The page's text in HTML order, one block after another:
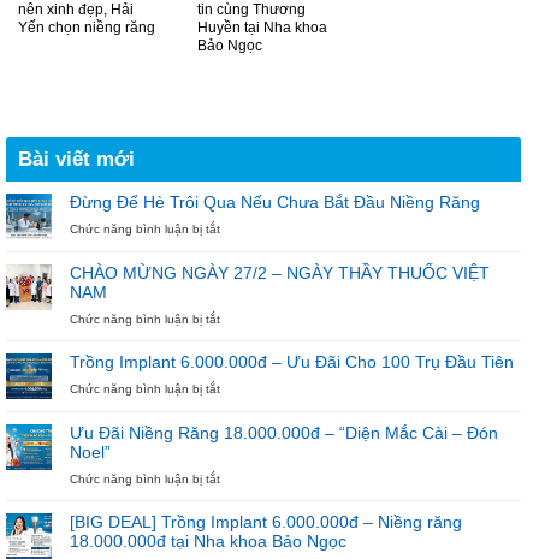
nên xinh đẹp, Hải
Yến chọn niềng răng
tin cùng Thương
Huyền tại Nha khoa
Bảo Ngọc
Bài viết mới
Đừng Để Hè Trôi Qua Nếu Chưa Bắt Đầu Niềng Răng
Chức năng bình luận bị tắtở
Để
Hè
Qua
Chưa
Bắt
Đầu
Răng
CHÀO MỪNG NGÀY 27/2 – NGÀY THẦY THUỐC VIỆT
NAM
Chức năng bình luận bị tắtở
MỪNG
NGÀY
27/2
NGÀY
VIỆT
Trồng Implant 6.000.000đ – Ưu Đãi Cho 100 Trụ Đầu Tiên
Chức năng bình luận bị tắtở
Implant
6.000.000đ
Ưu
Cho
100
Trụ
Ưu Đãi Niềng Răng 18.000.000đ – “Diện Mắc Cài – Đón
Noel”
Chức năng bình luận bị tắtở
Niềng
Răng
[BIG DEAL] Trồng Implant 6.000.000đ – Niềng răng
18.000.000đ tại Nha khoa Bảo Ngọc